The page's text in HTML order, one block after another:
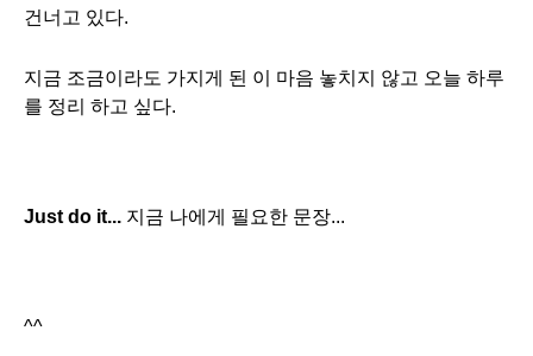
건너고 있다.
지금 조금이라도 가지게 된 이 마음 놓치지 않고 오늘 하루
를 정리 하고 싶다.
Just do it... 지금 나에게 필요한 문장...
^^